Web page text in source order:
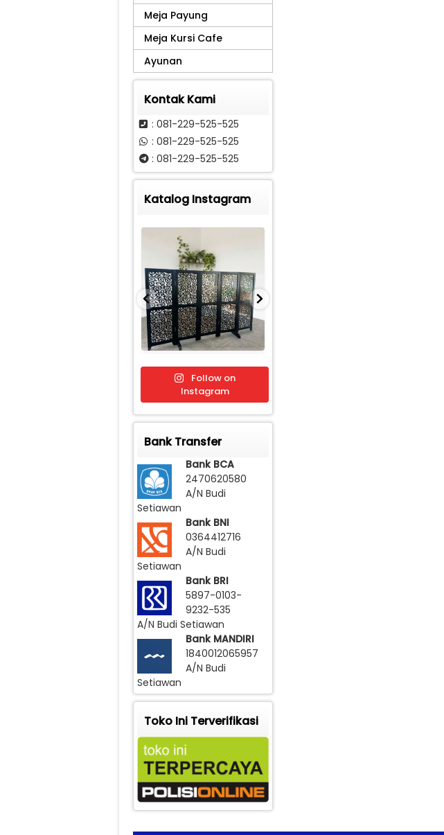
Meja Payung
Meja Kursi Cafe
Ayunan
Kontak Kami
: 081-229-525-525
: 081-229-525-525
: 081-229-525-525
Katalog Instagram
Follow on
Instagram
Bank Transfer
Bank BCA
2470620580
A/N Budi
Setiawan
Bank BNI
0364412716
A/N Budi
Setiawan
Bank BRI
5897-0103-
9232-535
A/N Budi Setiawan
Bank MANDIRI
1840012065957
A/N Budi
Setiawan
Toko Ini Terverifikasi